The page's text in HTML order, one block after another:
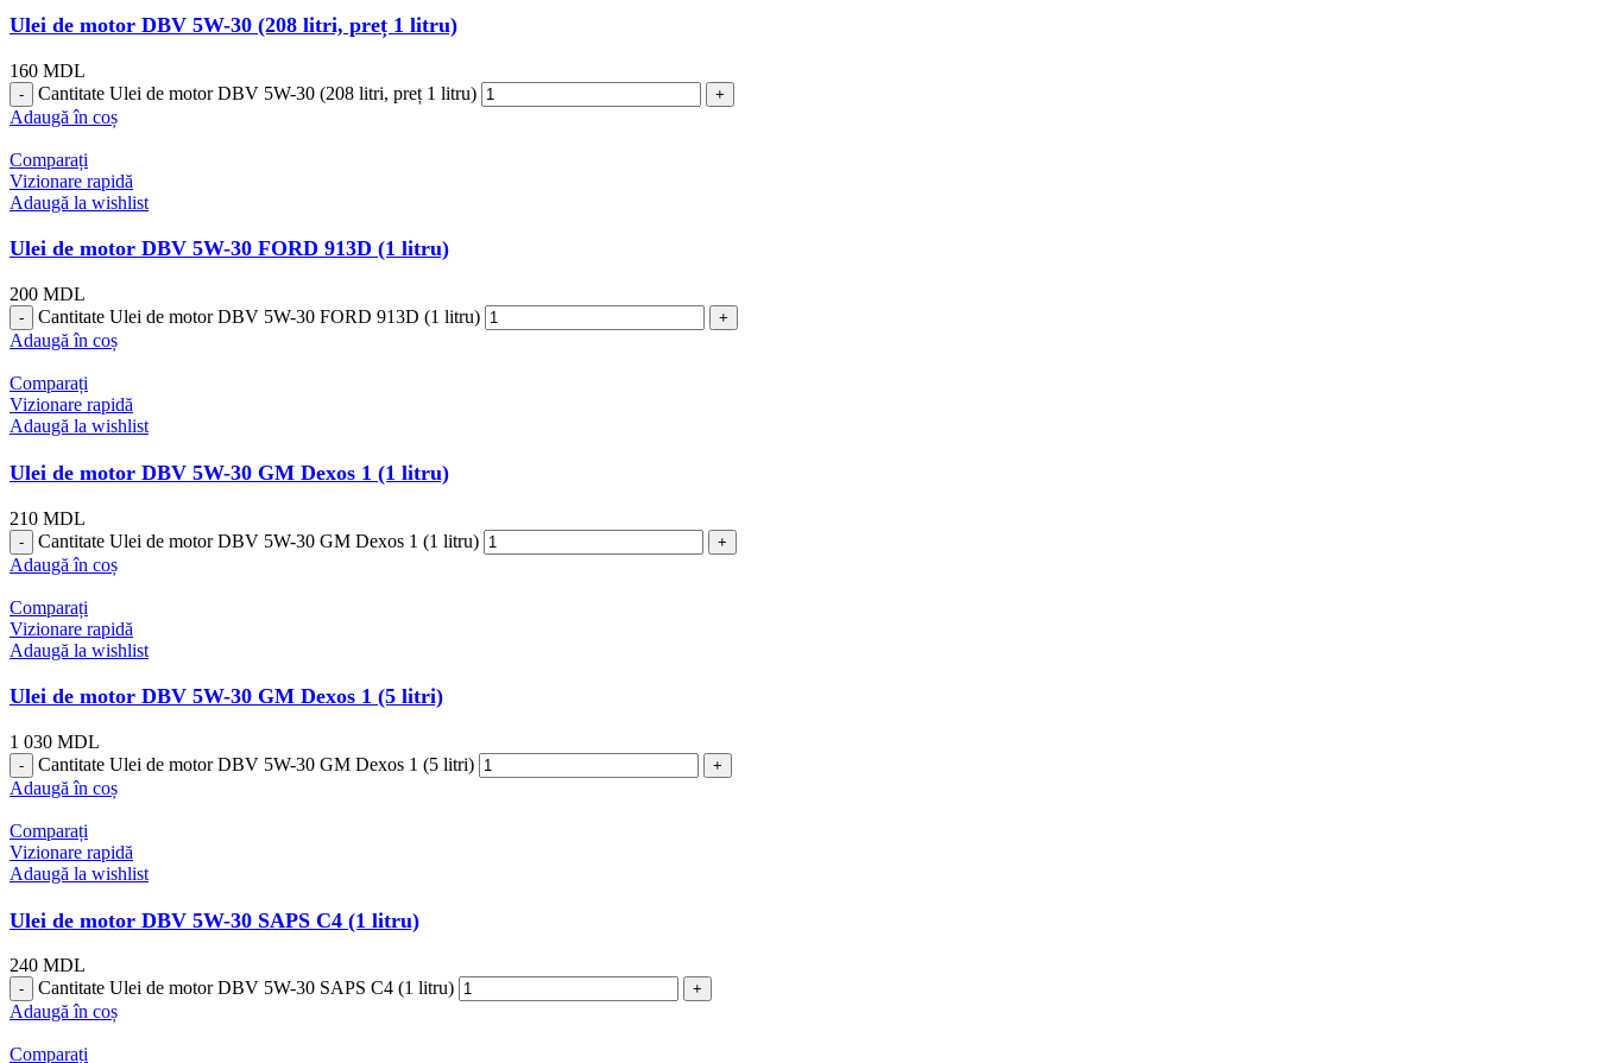
Ulei de motor DBV 5W-30 (208 litri, preț 1 litru)
160 MDL
Cantitate Ulei de motor DBV 5W-30 (208 litri, preț 1 litru)
Adaugă în coș
Comparați
Vizionare rapidă
Adaugă la wishlist
Ulei de motor DBV 5W-30 FORD 913D (1 litru)
200 MDL
Cantitate Ulei de motor DBV 5W-30 FORD 913D (1 litru)
Adaugă în coș
Comparați
Vizionare rapidă
Adaugă la wishlist
Ulei de motor DBV 5W-30 GM Dexos 1 (1 litru)
210 MDL
Cantitate Ulei de motor DBV 5W-30 GM Dexos 1 (1 litru)
Adaugă în coș
Comparați
Vizionare rapidă
Adaugă la wishlist
Ulei de motor DBV 5W-30 GM Dexos 1 (5 litri)
1 030 MDL
Cantitate Ulei de motor DBV 5W-30 GM Dexos 1 (5 litri)
Adaugă în coș
Comparați
Vizionare rapidă
Adaugă la wishlist
Ulei de motor DBV 5W-30 SAPS C4 (1 litru)
240 MDL
Cantitate Ulei de motor DBV 5W-30 SAPS C4 (1 litru)
Adaugă în coș
Comparați